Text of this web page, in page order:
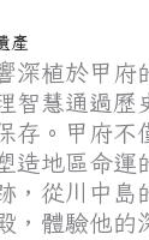
產
深植於甲府
智慧通過歷
存。甲府不
造地區命運
，從川中島
，體驗他的